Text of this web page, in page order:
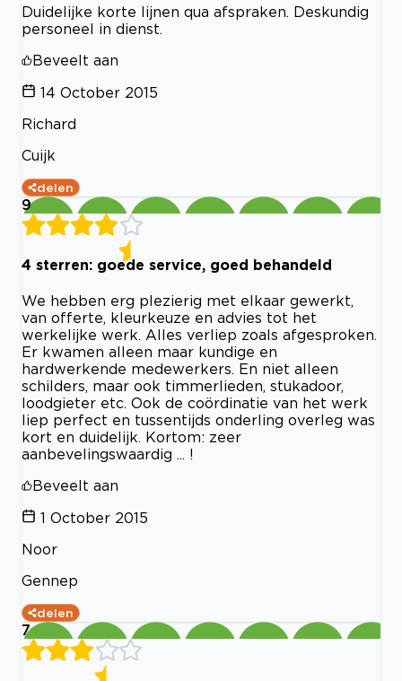
Duidelijke korte lijnen qua afspraken. Deskundig
personeel in dienst.
Beveelt aan
14 October 2015
Richard
Cuijk
delen
9
4 sterren: goede service, goed behandeld
We hebben erg plezierig met elkaar gewerkt,
van offerte, kleurkeuze en advies tot het
werkelijke werk. Alles verliep zoals afgesproken.
Er kwamen alleen maar kundige en
hardwerkende medewerkers. En niet alleen
schilders, maar ook timmerlieden, stukadoor,
loodgieter etc. Ook de coördinatie van het werk
liep perfect en tussentijds onderling overleg was
kort en duidelijk. Kortom: zeer
aanbevelingswaardig ... !
Beveelt aan
1 October 2015
Noor
Gennep
delen
7